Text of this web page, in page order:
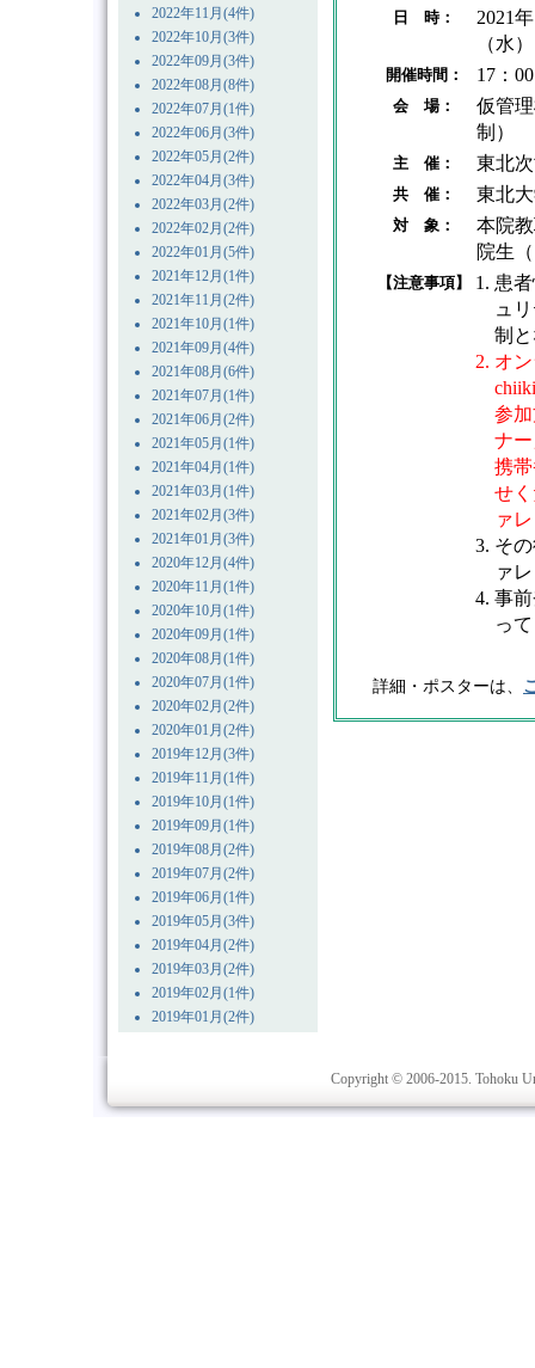
2022年11月(4件)
2022年10月(3件)
2022年09月(3件)
2022年08月(8件)
2022年07月(1件)
2022年06月(3件)
2022年05月(2件)
2022年04月(3件)
2022年03月(2件)
2022年02月(2件)
2022年01月(5件)
2021年12月(1件)
2021年11月(2件)
2021年10月(1件)
2021年09月(4件)
2021年08月(6件)
2021年07月(1件)
2021年06月(2件)
2021年05月(1件)
2021年04月(1件)
2021年03月(1件)
2021年02月(3件)
2021年01月(3件)
2020年12月(4件)
2020年11月(1件)
2020年10月(1件)
2020年09月(1件)
2020年08月(1件)
2020年07月(1件)
2020年02月(2件)
2020年01月(2件)
2019年12月(3件)
2019年11月(1件)
2019年10月(1件)
2019年09月(1件)
2019年08月(2件)
2019年07月(2件)
2019年06月(1件)
2019年05月(3件)
2019年04月(2件)
2019年03月(2件)
2019年02月(1件)
2019年01月(2件)
日 時：
2021
（水
開催時間： 17：
会 場：
仮管
制）
主 催： 東北
共 催： 東北
対 象：
本院
院生
【注意事項】
患
ュ
制
オ
参
ナ
携
せ
ァ
そ
ァ
事
っ
詳細・ポスターは、
Copyright © 2006-2015. Tohoku